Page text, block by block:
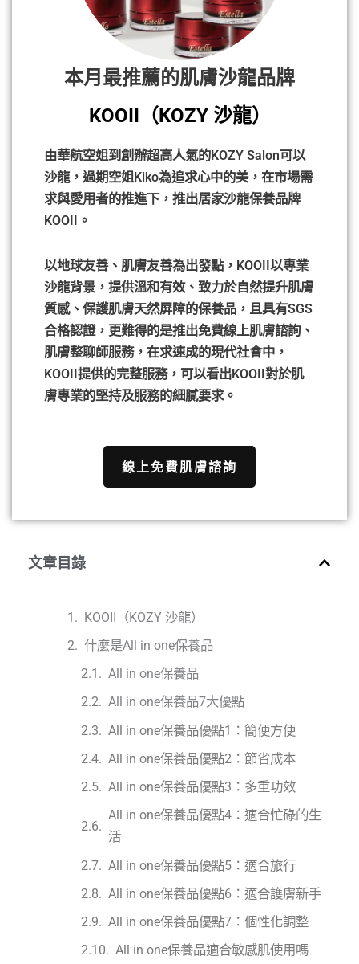
本月最推薦的肌膚沙龍品牌
KOOII（KOZY 沙龍）
由華航空姐到創辦超高人氣的KOZY Salon可以
沙龍，過期空姐Kiko為追求心中的美，在市場需
求與愛用者的推進下，推出居家沙龍保養品牌
KOOII。
以地球友善、肌膚友善為出發點，KOOII以專業
沙龍背景，提供溫和有效、致力於自然提升肌膚
質感、保護肌膚天然屏障的保養品，且具有SGS
合格認證，更難得的是推出免費線上肌膚諮詢、
肌膚整聊師服務，在求速成的現代社會中，
KOOII提供的完整服務，可以看出KOOII對於肌
膚專業的堅持及服務的細膩要求。
線上免費肌膚諮詢
文章目錄
KOOII（KOZY 沙龍）
什麼是All in one保養品
All in one保養品
All in one保養品7大優點
All in one保養品優點1：簡便方便
All in one保養品優點2：節省成本
All in one保養品優點3：多重功效
All in one保養品優點4：適合忙碌的生
活
All in one保養品優點5：適合旅行
All in one保養品優點6：適合護膚新手
All in one保養品優點7：個性化調整
All in one保養品適合敏感肌使用嗎